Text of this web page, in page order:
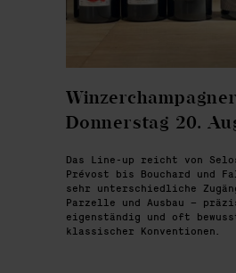
Donnerstag 20.
Das Line-up reicht von
Prévost bis Bouchard und
sehr unterschiedliche
Parzelle und Ausbau –
eigenständig und oft
klassischer Konventionen.